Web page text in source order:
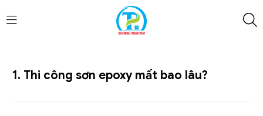
1. Thi công sơn epoxy mất bao lâu?